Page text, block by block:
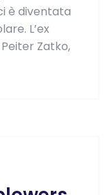
è diventata
L’ex
Zatko,